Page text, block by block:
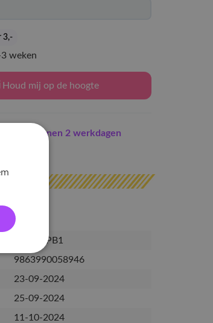
3,-
weken
Houd mij op de hoogte
binnen 2 werkdagen
SJDE-I-PB1
9863990058946
23-09-2024
25-09-2024
11-10-2024